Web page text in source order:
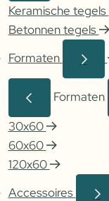
Keramische tegels
Betonnen tegels
Formaten
Formaten
30x60
60x60
120x60
Accessoires